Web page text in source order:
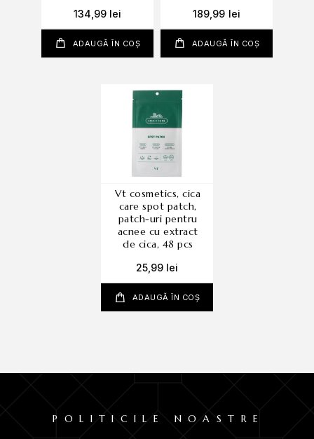
ADAUGĂ ÎN COȘ
134,99 lei
ADAUGĂ ÎN COȘ
189,99 lei
ADAUGĂ ÎN COȘ
vt cosmetics, cica
care spot patch,
patch-uri pentru
acnee cu extract
de cica, 48 pcs
25,99 lei
POLITICILE NOASTRE